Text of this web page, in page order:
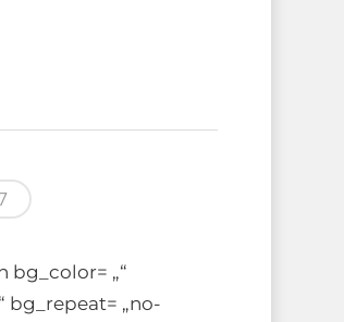
bg_color= „“
bg_repeat= „no-